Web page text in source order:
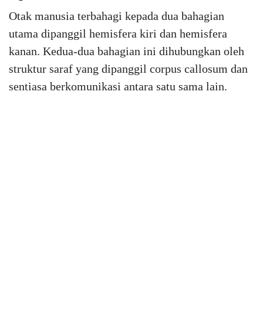
Otak manusia terbahagi kepada dua bahagian
utama dipanggil hemisfera kiri dan hemisfera
kanan. Kedua-dua bahagian ini dihubungkan oleh
struktur saraf yang dipanggil corpus callosum dan
sentiasa berkomunikasi antara satu sama lain.